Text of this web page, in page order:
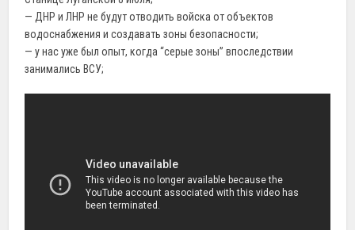
— ДНР и ЛНР не будут отводить войска от объектов
водоснабжения и создавать зоны безопасности;
— у нас уже был опыт, когда “серые зоны” впоследствии
занимались ВСУ;